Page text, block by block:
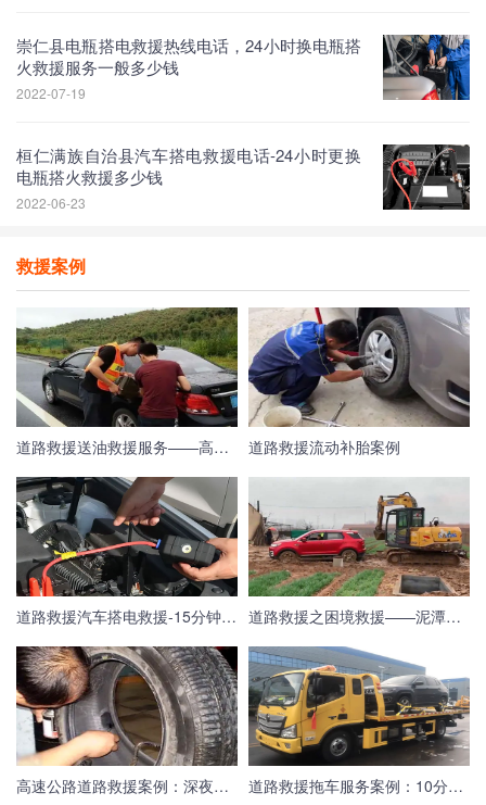
崇仁县电瓶搭电救援热线电话，24小时换电瓶搭
火救援服务一般多少钱
2022-07-19
桓仁满族自治县汽车搭电救援电话-24小时更换
电瓶搭火救援多少钱
2022-06-23
救援案例
道路救援送油救援服务——高速救援紧急送油服务 道路救援流动补胎案例
道路救援汽车搭电救援-15分钟极速完成搭电救援 道路救援之困境救援——泥潭中拽出车辆
高速公路道路救援案例：深夜帮助货车更换备胎 道路救援拖车服务案例：10分钟达到救援现场帮助车主脱离困境！